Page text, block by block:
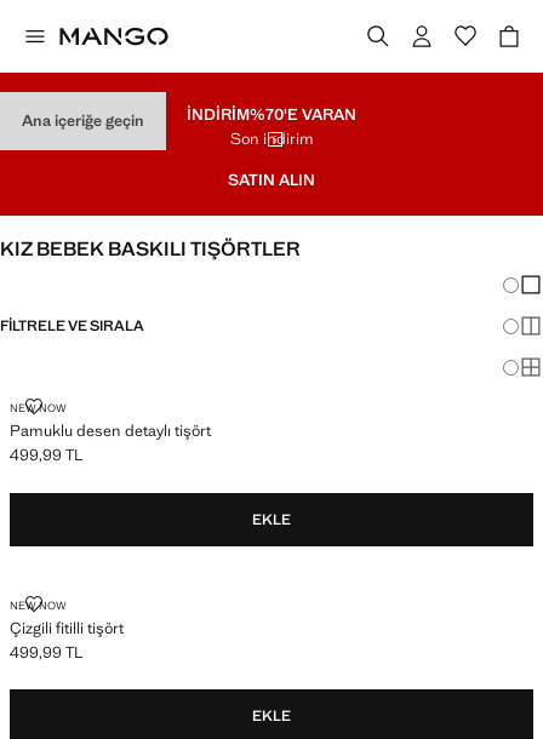
Ana içeriğe geçin İNDİRİM%70'E VARAN
Son indirim
SATIN ALIN
KIZ BEBEK BASKILI TIŞÖRTLER
FILTRELE VE SIRALA
Az
NEW NOW
Pamuklu desen detaylı tişört
PAMUKLU DESEN DETAYLI TIŞÖRT
Güncel fiyat [499,99 TL ]
499,99 TL
EKLE
NEW NOW
Çizgili fitilli tişört
ÇIZGILI FITILLI TIŞÖRT
Güncel fiyat [499,99 TL ]
499,99 TL
EKLE